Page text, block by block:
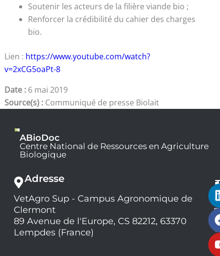
Soutenir les acteurs de la filière viande bio ;
Renforcer la crédibilité du cahier des charges
bio.
Lien : https://www.youtube.com/watch?
v=2xCG5oaPt-8
Date : 6 mai 2019
Source(s) : Communiqué de presse Biolait
ABioDoc
Centre National de Ressources en Agriculture
Biologique
Adresse
VetAgro Sup - Campus Agronomique de
Clermont
89 Avenue de l'Europe, CS 82212, 63370
Lempdes (France)